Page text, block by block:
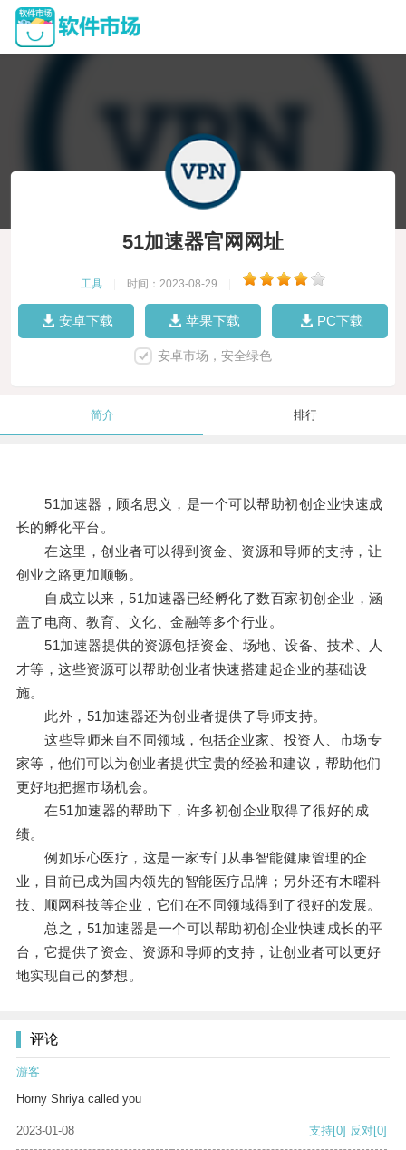
51加速器官网网址
工具 时间：2023-08-29
安卓下载 苹果下载 PC下载
安卓市场，安全绿色
简介 排行
51加速器，顾名思义，是一个可以帮助初创企业快速成
长的孵化平台。
在这里，创业者可以得到资金、资源和导师的支持，让
创业之路更加顺畅。
自成立以来，51加速器已经孵化了数百家初创企业，涵
盖了电商、教育、文化、金融等多个行业。
51加速器提供的资源包括资金、场地、设备、技术、人
才等，这些资源可以帮助创业者快速搭建起企业的基础设
施。
此外，51加速器还为创业者提供了导师支持。
这些导师来自不同领域，包括企业家、投资人、市场专
家等，他们可以为创业者提供宝贵的经验和建议，帮助他们
更好地把握市场机会。
在51加速器的帮助下，许多初创企业取得了很好的成
绩。
例如乐心医疗，这是一家专门从事智能健康管理的企
业，目前已成为国内领先的智能医疗品牌；另外还有木曜科
技、顺网科技等企业，它们在不同领域得到了很好的发展。
总之，51加速器是一个可以帮助初创企业快速成长的平
台，它提供了资金、资源和导师的支持，让创业者可以更好
地实现自己的梦想。
评论
游客
Horny Shriya called you
2023-01-08 支持[0] 反对[0]